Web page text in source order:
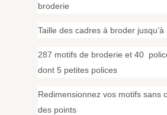
broderie
Taille des cadres à broder
287 motifs de broderie et 40
dont 5 petites polices
Redimensionnez vos motifs sans
des points